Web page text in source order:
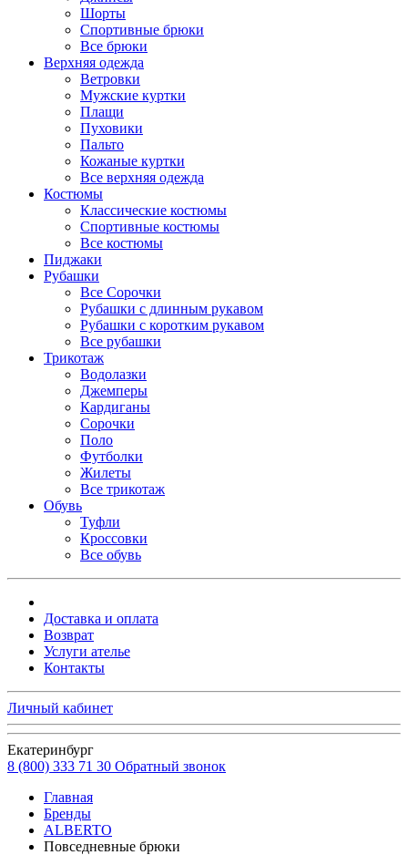
Шорты
Спортивные брюки
Все брюки
Верхняя одежда
Ветровки
Мужские куртки
Плащи
Пуховики
Пальто
Кожаные куртки
Все верхняя одежда
Костюмы
Классические костюмы
Спортивные костюмы
Все костюмы
Пиджаки
Рубашки
Все Сорочки
Рубашки с длинным рукавом
Рубашки с коротким рукавом
Все рубашки
Трикотаж
Водолазки
Джемперы
Кардиганы
Сорочки
Поло
Футболки
Жилеты
Все трикотаж
Обувь
Туфли
Кроссовки
Все обувь
Доставка и оплата
Возврат
Услуги ателье
Контакты
Личный кабинет
Екатеринбург
8 (800) 333 71 30 Обратный звонок
Главная
Бренды
ALBERTO
Повседневные брюки